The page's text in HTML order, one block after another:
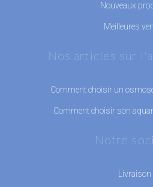
Nouveaux
Meilleures
Nos articles sur
Comment choisir un
Comment choisir son
Notre
Livraison